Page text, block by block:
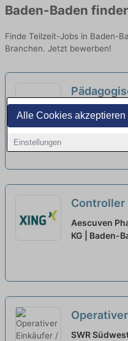
Alle Cookies akzeptieren
Einstellungen
Baden-Baden
Finde Teilzeit-Jobs in Baden-
Branchen. Jetzt bewerben!
Ab sofort
Bad-
Evang.
Wildbad -
Std./
Aescuven
KG | Baden-
SWR